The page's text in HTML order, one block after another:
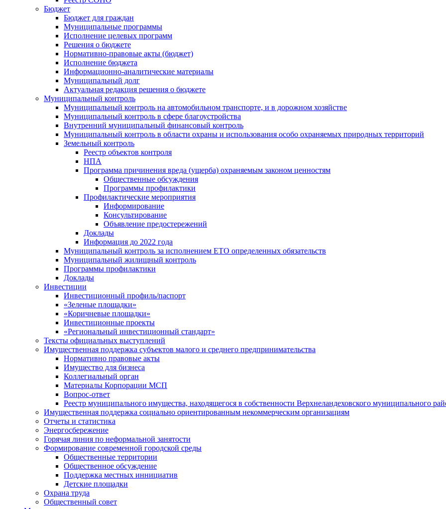
Бюджет
Бюджет для граждан
Муниципальные программы
Исполнение целевых программ
Решения о бюджете
Нормативно-правовые акты (бюджет)
Исполнение бюджета
Информационно-аналитические материалы
Муниципальный долг
Актуальная редакция решения о бюджете
Муниципальный контроль
Муниципальный контроль на автомобильном транспорте, и в дорожном хозяйстве
Муниципальный контроль в сфере благоустройства
Внутренний муниципальный финансовый контроль
Муниципальный контроль в области охраны и использования особо охраняемых природных территорий
Земельный контроль
Реестр объектов контроля
НПА
Программа причинения вреда (ущерба) охраняемым законом ценностям
Общественные обсуждения
Программы профилактики
Профилактические мероприятия
Информирование
Консультирование
Объявление предостережений
Доклады
Информация до 2022 года
Муниципальный контроль за исполнением ЕТО определенных обязательств
Муниципальный жилищный контроль
Программы профилактики
Доклады
Инвестиции
Инвестиционный профиль/паспорт
«Зеленые площадки»
«Коричневые площадки»
Инвестиционные проекты
«Региональный инвестиционный стандарт»
Тексты официальных выступлений
Имущественная поддержка субъектов малого и среднего предпринимательства
Нормативно правовые акты
Имущество для бизнеса
Коллегиальный орган
Материалы Корпорации МСП
Вопрос-ответ
Реестр муниципального имущества, находящегося в собственности Верхнеландеховского муниципального
Имущественная поддержка социально ориентированным некоммерческим организациям
Отчеты и статистика
Энергосбережение
Горячая линия по неформальной занятости
Формирование современной городской среды
Общественные территории
Общественное обсуждение
Поддержка местных иннициатив
Детские площадки
Охрана труда
Общественный совет